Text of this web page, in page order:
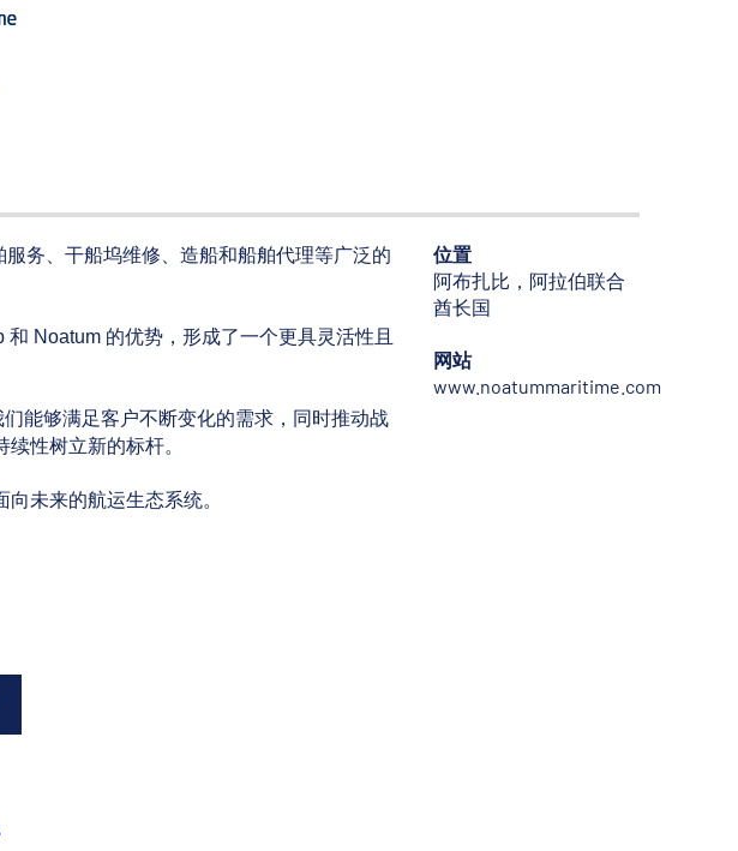
务、干船坞维修、造船和船舶代理等广泛的
Noatum 的优势，形成了一个更具灵活性且
能够满足客户不断变化的需求，同时推动战
性树立新的标杆。
未来的航运生态系统。
位置
阿布扎比，阿拉伯联合
酋长国
网站
www.noatummaritime.com